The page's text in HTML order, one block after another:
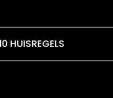
HUISREGELS